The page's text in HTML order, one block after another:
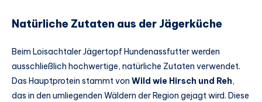
Natürliche Zutaten aus der Jägerküche
Beim Loisachtaler Jägertopf Hundenassfutter werden
ausschließlich hochwertige, natürliche Zutaten verwendet.
Das Hauptprotein stammt von Wild wie Hirsch und Reh,
das in den umliegenden Wäldern der Region gejagt wird. Diese